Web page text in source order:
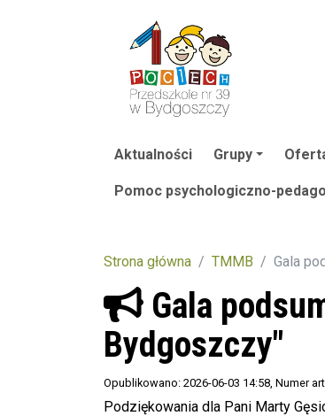
Aktualności Grupy
Pomoc psychologiczno-
Strona główna TMMB Gala
Gala
Bydgoszczy"
Opublikowano: 2026-06-03 14:58 , Numer
Podziękowania dla Pani Marty